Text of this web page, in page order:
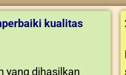
kualitas
yang dihasilkan